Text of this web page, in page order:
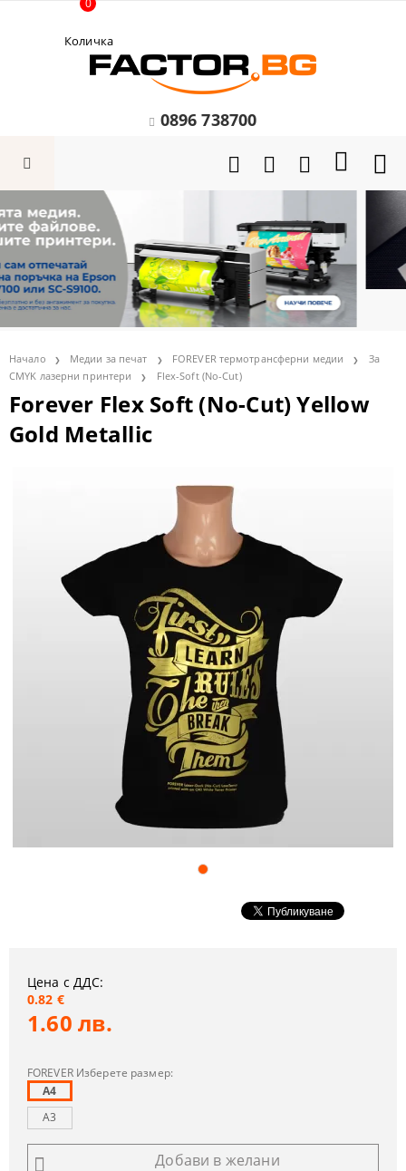
Количка
0
0896 738700
Начало Медии за печат FOREVER термотрансферни медии
За
CMYK лазерни принтери
Flex-Soft (No-Cut)
Forever Flex Soft (No-Cut) Yellow
Gold Metallic
Цена с ДДС:
0.82 €
1.60 лв.
FOREVER Изберете размер:
A4
A3
Добави в желани